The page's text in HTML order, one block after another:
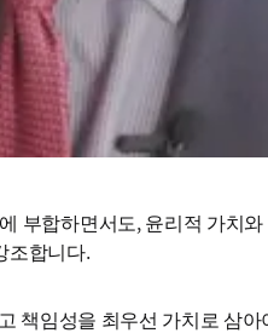
부합하면서도, 윤리적 가치
window
조합니다.
책임성을 최우선 가치로 삼아